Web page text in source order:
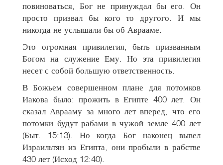
повиноваться, Бог не принуждал бы его. Он
просто призвал бы кого то другого. И мы
никогда не услышали бы об Аврааме.
Это огромная привилегия, быть призванным
Богом на служение Ему. Но эта привилегия
несет с собой большую ответственность.
В Божьем совершенном плане для потомков
Иакова было: прожить в Египте 400 лет. Он
сказал Аврааму за много лет вперед, что его
потомки будут рабами в чужой земле 400 лет
(Быт. 15:13). Но когда Бог наконец вывел
Израильтян из Египта, они пробыли в рабстве
430 лет (Исход 12:40).